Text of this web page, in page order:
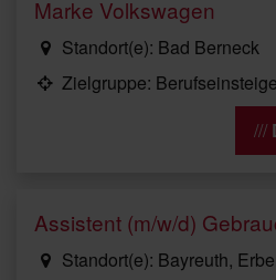
Marke Volkswagen
Standort(e): Bad Berneck
Zielgruppe:
Assistent (m/w/d)
Standort(e): Bayreuth,